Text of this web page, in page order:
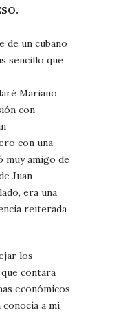
de un cubano
sencillo que
Mariano
con
con una
amigo de
Juan
era una
reiterada
los
contara
económicos,
a mi